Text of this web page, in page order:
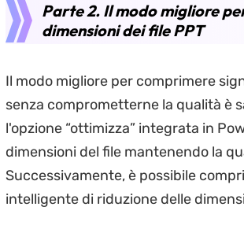
Parte 2. Il modo migliore
dimensioni dei file PPT
Il modo migliore per comprimere
senza comprometterne la qualità è
l'opzione “ottimizza” integrata in
dimensioni del file mantenendo la
Successivamente, è possibile
intelligente di riduzione delle